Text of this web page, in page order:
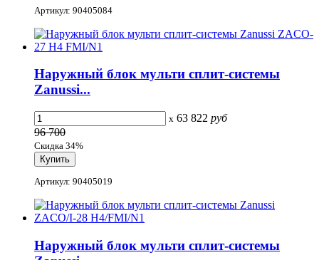
Артикул: 90405084
Наружный блок мульти сплит-системы
Zanussi...
x 63 822 руб
96 700
Скидка 34%
Артикул: 90405019
Наружный блок мульти сплит-системы